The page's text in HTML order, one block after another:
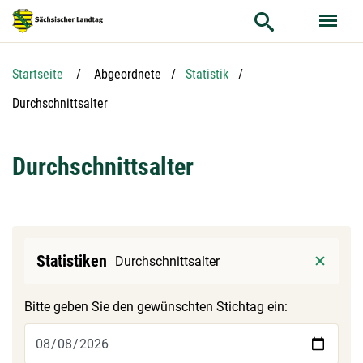
Hauptnavigation
Hauptinhalt
Service
Startseite Abgeordnete
Statistik
Aktuelle Seite:
Durchschnittsalter
Durchschnittsalter
Statistiken aufrufen
Durchschnittsalter
Bitte geben Sie den gewünschten Stichtag ein: